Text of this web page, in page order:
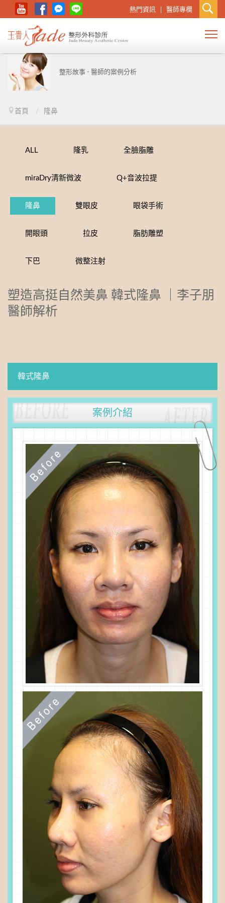
熱門資訊 醫師專欄
整形故事 - 醫師的案例分析
首頁 / 隆鼻
ALL 隆乳 全臉脂雕
miraDry清新微波 Q+音波拉提
隆鼻 雙眼皮 眼袋手術
開眼頭 拉皮 脂肪雕塑
下巴 微整注射
塑造高挺自然美鼻 韓式隆鼻 ｜李子朋
醫師解析
韓式隆鼻
案例介紹